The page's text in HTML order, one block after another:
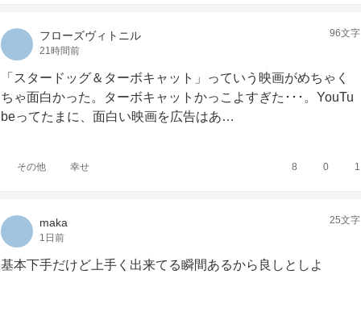
フローズヴィトニル
21時間前
96文字
「スタードッグ＆ターボキャット」っていう映画がめちゃく
ちゃ面白かった。ターボキャットかっこよすぎた･･･。YouTu
beってたまに、面白い映画を広告はあ…
その他 幸せ 8 0 1
maka
1日前
25文字
基本下手だけど上手く出来てる瞬間あるから良しとしよ